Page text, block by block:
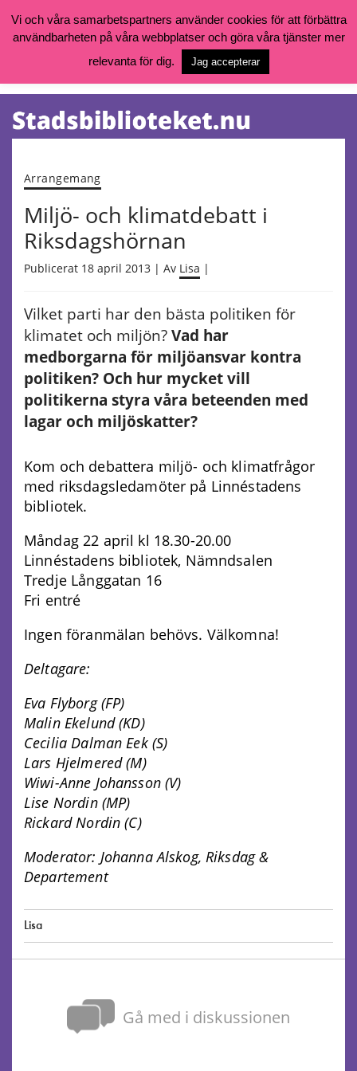
Vill du söka böcker, logga in på ditt bibliotekskonto eller nå övriga
goteborg.se/bibliotek
Öppettider, katalog och kontakt
Tjänster
Arrangemang
Miljö- och klimatdebatt i
Riksdagshörnan
Publicerat 18 april 2013 | Av Lisa |
Vilket parti har den bästa politiken för
klimatet och miljön?Vad har
medborgarna för miljöansvar kontra
politiken? Och hur mycket vill
politikerna styra våra beteenden med
lagar och miljöskatter?
Kom och debattera miljö- och klimatfrågor
med riksdagsledamöter på Linnéstadens
bibliotek.
Måndag 22 april kl 18.30-20.00
Linnéstadens bibliotek, Nämndsalen
Tredje Långgatan 16
Fri entré
Ingen föranmälan behövs. Välkomna!
Deltagare:
Eva Flyborg (FP)
Malin Ekelund (KD)
Cecilia Dalman Eek (S)
Lars Hjelmered (M)
Wiwi-Anne Johansson (V)
Lise Nordin (MP)
Rickard Nordin (C)
Moderator: Johanna Alskog, Riksdag &
Departement
Lisa
Gå med i diskussionen
Vi och våra samarbetspartners använder cookies för att förbättra
användbarheten på våra webbplatser och göra våra tjänster mer
relevanta för dig.
Jag accepterar